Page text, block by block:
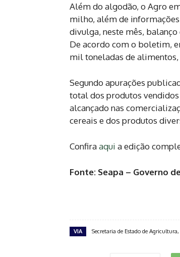
Além do algodão, o Agro
milho, além de
divulga, neste mês, balanço
De acordo com o boletim,
mil toneladas de
Segundo apurações
total dos produtos vendidos
alcançado nas
cereais e dos produtos
Confiraaqui a edição
Fonte: Seapa – Governo
VIA Secretaria de Estado de